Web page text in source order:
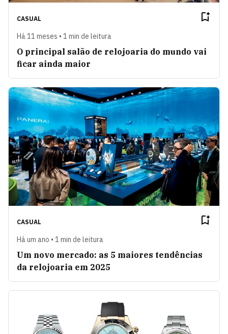
CASUAL
Há 11 meses • 1 min de leitura
O principal salão de relojoaria do mundo vai
ficar ainda maior
CASUAL
Há um ano • 1 min de leitura
Um novo mercado: as 5 maiores tendências
da relojoaria em 2025